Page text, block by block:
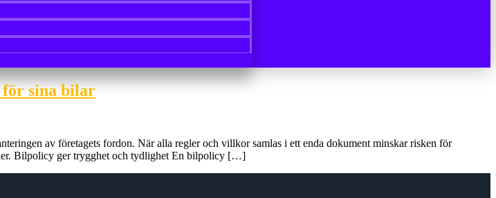
sina bilar
av företagets fordon. När alla regler och villkor samlas i ett enda dokument minskar risken för
Bilpolicy ger trygghet och tydlighet En bilpolicy […]